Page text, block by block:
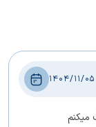
1404/11/05